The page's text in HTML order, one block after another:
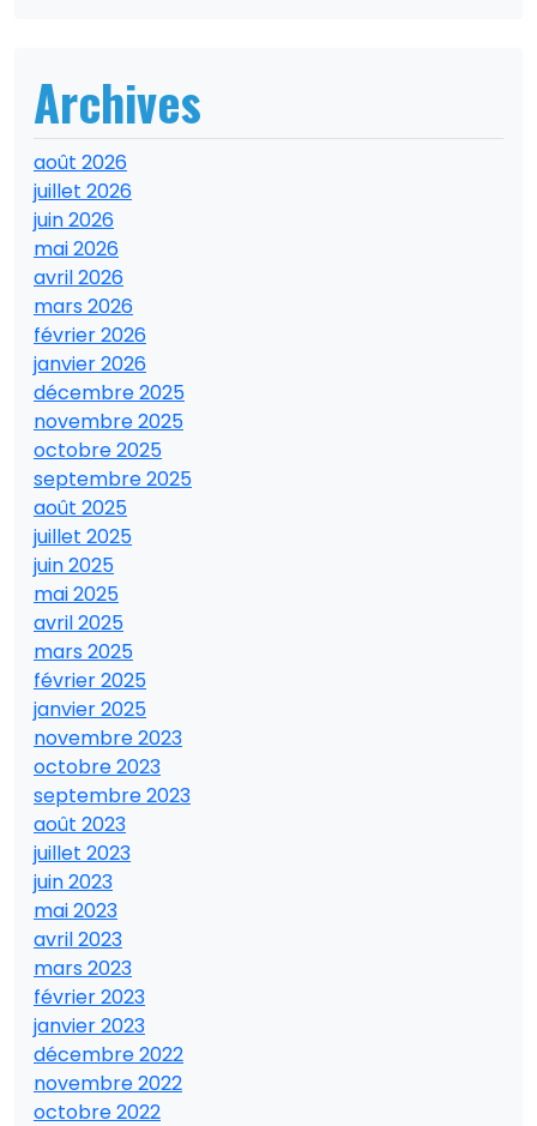
Archives
août 2026
juillet 2026
juin 2026
mai 2026
avril 2026
mars 2026
février 2026
janvier 2026
décembre 2025
novembre 2025
octobre 2025
septembre 2025
août 2025
juillet 2025
juin 2025
mai 2025
avril 2025
mars 2025
février 2025
janvier 2025
novembre 2023
octobre 2023
septembre 2023
août 2023
juillet 2023
juin 2023
mai 2023
avril 2023
mars 2023
février 2023
janvier 2023
décembre 2022
novembre 2022
octobre 2022